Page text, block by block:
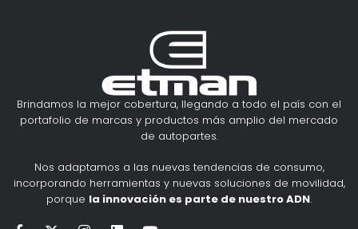
Brindamos la mejor cobertura, llegando a todo el país con el
portafolio de marcas y productos más amplio del mercado
de autopartes.
Nos adaptamos a las nuevas tendencias de consumo,
incorporando herramientas y nuevas soluciones de movilidad,
porque la innovación es parte de nuestro ADN.